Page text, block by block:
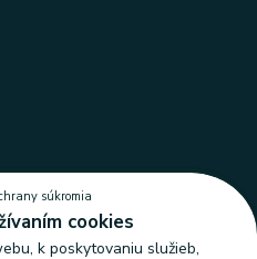
súkromia
cookies
k poskytovaniu služieb,